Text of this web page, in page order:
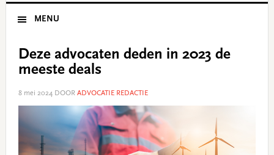
MENU
Deze advocaten deden in 2023 de
meeste deals
8 mei 2024DOOR ADVOCATIE REDACTIE